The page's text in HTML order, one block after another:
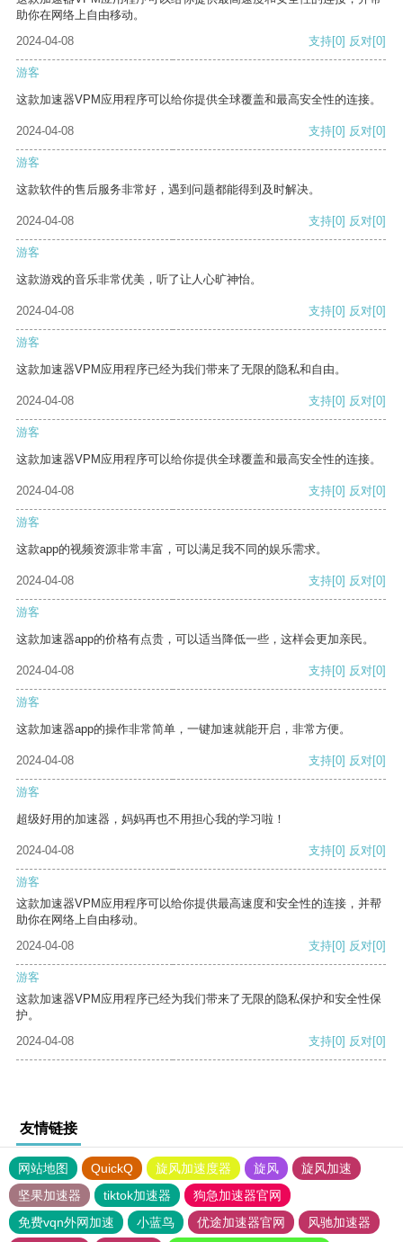
助你在网络上自由移动。
2024-04-08
支持[0] 反对[0]
游客
这款加速器VPM应用程序可以给你提供全球覆盖和最高安全性的连接。
2024-04-08 支持[0] 反对[0]
游客
这款软件的售后服务非常好，遇到问题都能得到及时解决。
2024-04-08 支持[0] 反对[0]
游客
这款游戏的音乐非常优美，听了让人心旷神怡。
2024-04-08 支持[0] 反对[0]
游客
这款加速器VPM应用程序已经为我们带来了无限的隐私和自由。
2024-04-08 支持[0] 反对[0]
游客
这款加速器VPM应用程序可以给你提供全球覆盖和最高安全性的连接。
2024-04-08 支持[0] 反对[0]
游客
这款app的视频资源非常丰富，可以满足我不同的娱乐需求。
2024-04-08 支持[0] 反对[0]
游客
这款加速器app的价格有点贵，可以适当降低一些，这样会更加亲民。
2024-04-08 支持[0] 反对[0]
游客
这款加速器app的操作非常简单，一键加速就能开启，非常方便。
2024-04-08 支持[0] 反对[0]
游客
超级好用的加速器，妈妈再也不用担心我的学习啦！
2024-04-08 支持[0] 反对[0]
游客
这款加速器VPM应用程序可以给你提供最高速度和安全性的连接，并帮
助你在网络上自由移动。
2024-04-08
支持[0] 反对[0]
游客
这款加速器VPM应用程序已经为我们带来了无限的隐私保护和安全性保
护。
2024-04-08
支持[0] 反对[0]
友情链接
网站地图 QuickQ 旋风加速度器 旋风
旋风加速
坚果加速器
tiktok加速器
狗急加速器官网
免费vqn外网加速
小蓝鸟 优途加速器官网 风驰加速器